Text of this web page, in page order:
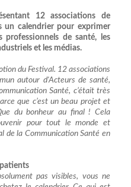
12 associations de
un calendrier pour exprimer
professionnels de santé, les
et les médias.
du Festival. 12 associations
autour d'Acteurs de santé,
Santé, c’était très
que c’est un beau projet et
du bonheur au final ! Cela
pour tout le monde et
de la Communication Santé en
pas visibles, vous ne